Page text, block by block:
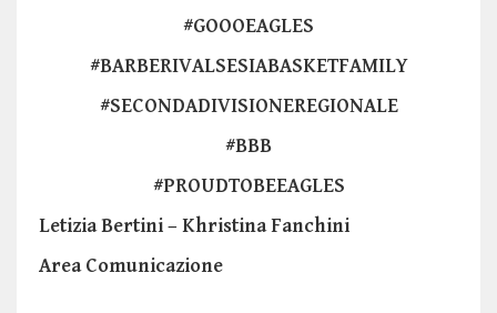
#GOOOEAGLES
#BARBERIVALSESIABASKETFAMILY
#SECONDADIVISIONEREGIONALE
#BBB
#PROUDTOBEEAGLES
Letizia Bertini – Khristina Fanchini
Area Comunicazione